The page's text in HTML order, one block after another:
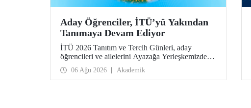
Aday Öğrenciler, İTÜ’yü Yakından
Tanımaya Devam Ediyor
İTÜ 2026 Tanıtım ve Tercih Günleri, aday
öğrencileri ve ailelerini Ayazağa Yerleşkemizde
ağırlamaya devam ediyor. Tanıtım ve Tercih
Günleri 7 Ağustos’ta tamamlanacak, ilgili fakülte
ve birimler adaylara bilgi vermeye devam edecek.
06 Ağu 2026 Akademik